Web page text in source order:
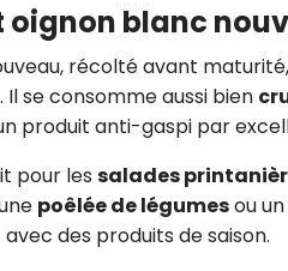
oignon blanc
récolté avant
se consomme aussi bien
produit anti-gaspi par
pour les salades
poêlée de légumesou un
des produits de saison.